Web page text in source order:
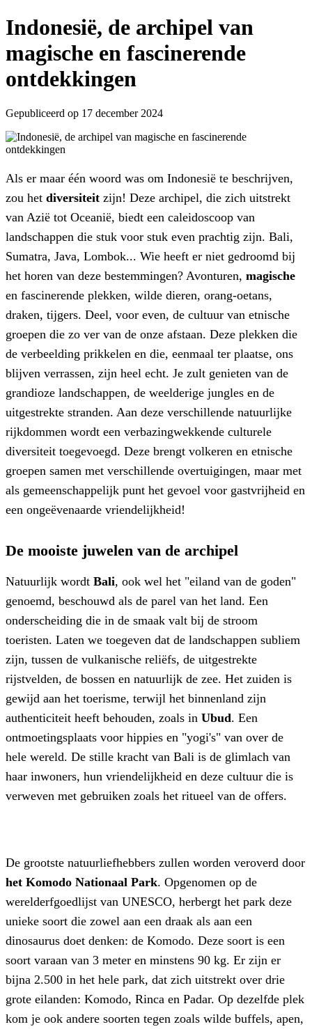
Indonesië, de archipel van
magische en fascinerende
ontdekkingen
Gepubliceerd op 17 december 2024
Als er maar één woord was om Indonesië te beschrijven,
zou het diversiteit zijn! Deze archipel, die zich uitstrekt
van Azië tot Oceanië, biedt een caleidoscoop van
landschappen die stuk voor stuk even prachtig zijn. Bali,
Sumatra, Java, Lombok... Wie heeft er niet gedroomd bij
het horen van deze bestemmingen? Avonturen, magische
en fascinerende plekken, wilde dieren, orang-oetans,
draken, tijgers. Deel, voor even, de cultuur van etnische
groepen die zo ver van de onze afstaan. Deze plekken die
de verbeelding prikkelen en die, eenmaal ter plaatse, ons
blijven verrassen, zijn heel echt. Je zult genieten van de
grandioze landschappen, de weelderige jungles en de
uitgestrekte stranden. Aan deze verschillende natuurlijke
rijkdommen wordt een verbazingwekkende culturele
diversiteit toegevoegd. Deze brengt volkeren en etnische
groepen samen met verschillende overtuigingen, maar met
als gemeenschappelijk punt het gevoel voor gastvrijheid en
een ongeëvenaarde vriendelijkheid!
De mooiste juwelen van de archipel
Natuurlijk wordt Bali, ook wel het "eiland van de goden"
genoemd, beschouwd als de parel van het land. Een
onderscheiding die in de smaak valt bij de stroom
toeristen. Laten we toegeven dat de landschappen subliem
zijn, tussen de vulkanische reliëfs, de uitgestrekte
rijstvelden, de bossen en natuurlijk de zee. Het zuiden is
gewijd aan het toerisme, terwijl het binnenland zijn
authenticiteit heeft behouden, zoals in Ubud. Een
ontmoetingsplaats voor hippies en "yogi's" van over de
hele wereld. De stille kracht van Bali is de glimlach van
haar inwoners, hun vriendelijkheid en deze cultuur die is
verweven met gebruiken zoals het ritueel van de offers.
De grootste natuurliefhebbers zullen worden veroverd door
het Komodo Nationaal Park. Opgenomen op de
werelderfgoedlijst van UNESCO, herbergt het park deze
unieke soort die zowel aan een draak als aan een
dinosaurus doet denken: de Komodo. Deze soort is een
soort varaan van 3 meter en minstens 90 kg. Er zijn er
bijna 2.500 in het hele park, dat zich uitstrekt over drie
grote eilanden: Komodo, Rinca en Padar. Op dezelfde plek
kom je ook andere soorten tegen zoals wilde buffels, apen,